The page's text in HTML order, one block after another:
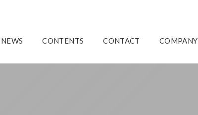
NEWS CONTENTS CONTACT COMPANY